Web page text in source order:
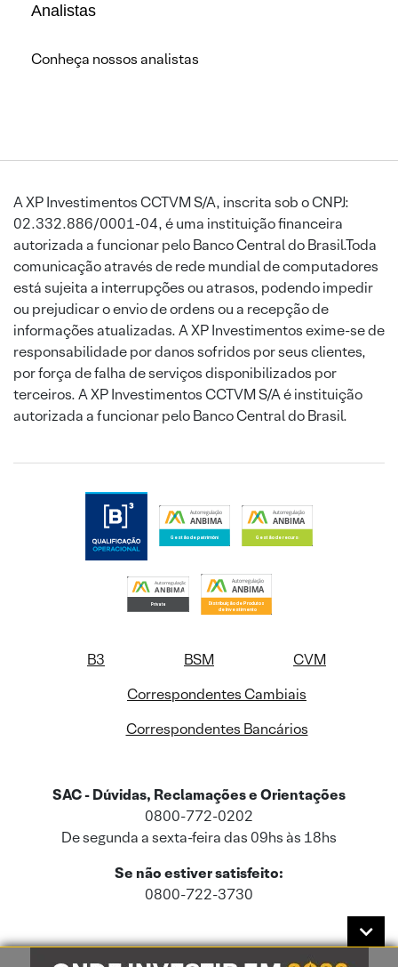
Analistas
Conheça nossos analistas
A XP Investimentos CCTVM S/A, inscrita sob o CNPJ:
02.332.886/0001-04, é uma instituição financeira
autorizada a funcionar pelo Banco Central do Brasil.Toda
comunicação através de rede mundial de computadores
está sujeita a interrupções ou atrasos, podendo impedir
ou prejudicar o envio de ordens ou a recepção de
informações atualizadas. A XP Investimentos exime-se de
responsabilidade por danos sofridos por seus clientes,
por força de falha de serviços disponibilizados por
terceiros. A XP Investimentos CCTVM S/A é instituição
autorizada a funcionar pelo Banco Central do Brasil.
B3 BSM
CVM
Correspondentes Cambiais
Correspondentes Bancários
SAC - Dúvidas, Reclamações e Orientações
0800-772-0202
De segunda a sexta-feira das 09hs às 18hs
Se não estiver satisfeito:
0800-722-3730